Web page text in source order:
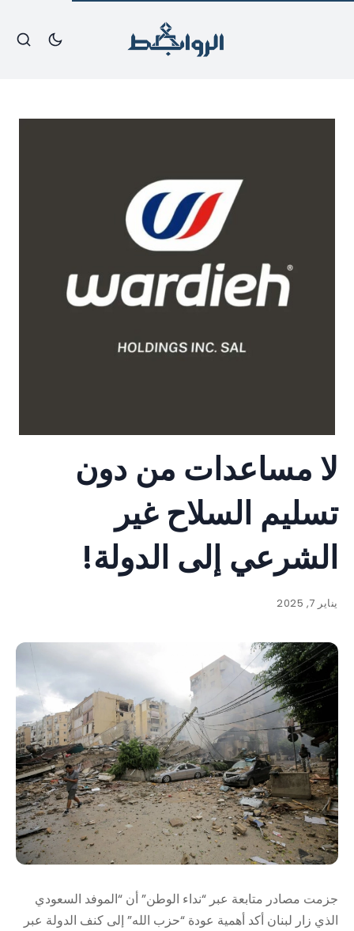
لا مساعدات من دون
تسليم السلاح غير
الشرعي إلى الدولة!
يناير 7, 2025
جزمت مصادر متابعة عبر “نداء الوطن” أن “الموفد السعودي
الذي زار لبنان أكد أهمية عودة “حزب الله” إلى كنف الدولة عبر